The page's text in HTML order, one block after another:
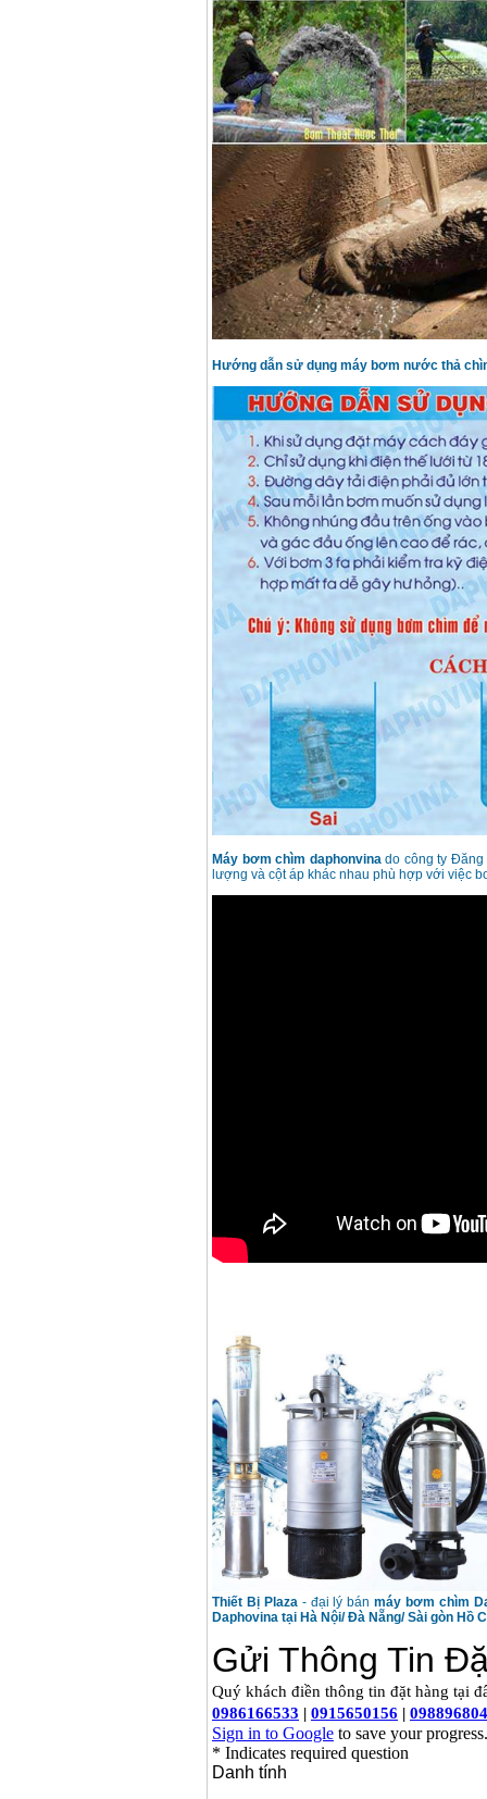
Hướng dẫn sử dụng máy bơm nước thả
Máy bơm chìm daphonvinado công ty Đăng
lượng và cột áp khác nhau phù hợp với việc
Thiết Bị Plaza- đại lý bánmáy bơm chìm
Daphovina tại Hà Nội/ Đà Nẵng/ Sài gòn Hồ